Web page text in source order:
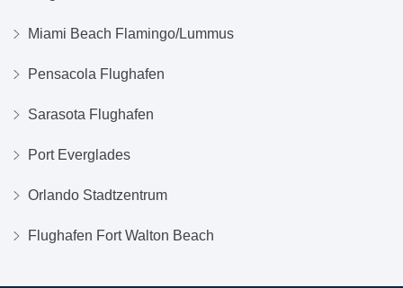
Miami Beach Flamingo/Lummus
Pensacola Flughafen
Sarasota Flughafen
Port Everglades
Orlando Stadtzentrum
Flughafen Fort Walton Beach